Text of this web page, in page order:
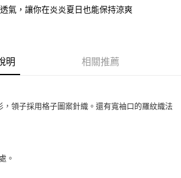
氣，讓你在炎炎夏日也能保持涼爽
明 相關推薦
，領子採用格子圖案針織。還有寬袖口的羅紋織法
。